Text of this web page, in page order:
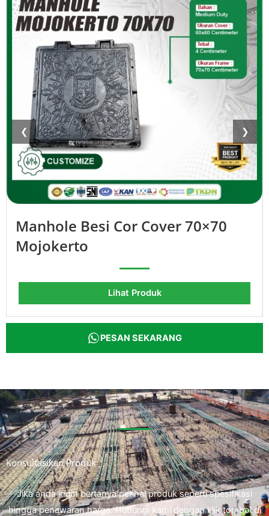
❮ ❯
Manhole Besi Cor Cover 70×70
Mojokerto
Lihat Produk
PESAN SEKARANG
Konsultasikan Produk
Jika anda ingin bertanya perihal produk seperti spesifikasi
hingga penawaran harga. Hubungi kami dengan klik tombol di